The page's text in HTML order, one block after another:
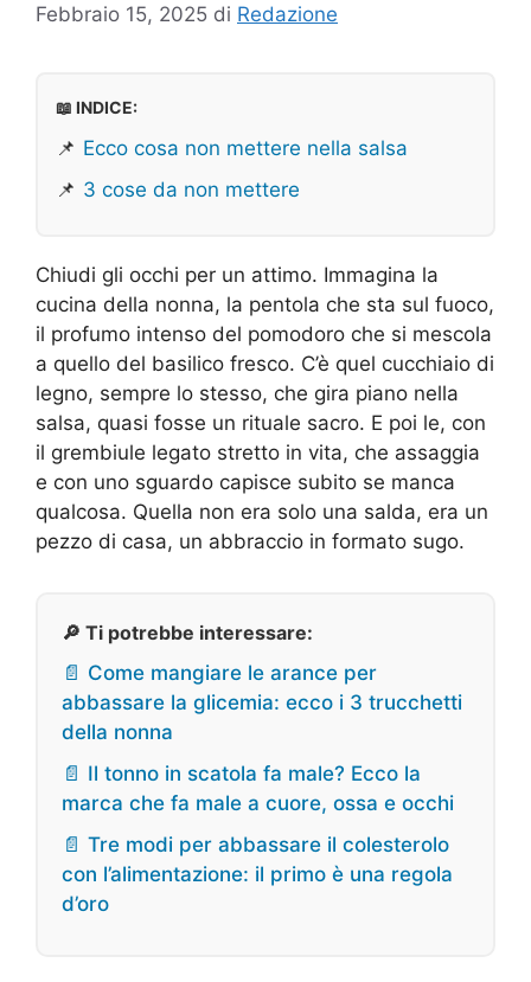
Febbraio 15, 2025 di Redazione
📖 INDICE:
📌 Ecco cosa non mettere nella salsa
📌 3 cose da non mettere
Chiudi gli occhi per un attimo. Immagina la
cucina della nonna, la pentola che sta sul fuoco,
il profumo intenso del pomodoro che si mescola
a quello del basilico fresco. C’è quel cucchiaio di
legno, sempre lo stesso, che gira piano nella
salsa, quasi fosse un rituale sacro. E poi le, con
il grembiule legato stretto in vita, che assaggia
e con uno sguardo capisce subito se manca
qualcosa. Quella non era solo una salda, era un
pezzo di casa, un abbraccio in formato sugo.
🔎 Ti potrebbe interessare:
📄 Come mangiare le arance per
abbassare la glicemia: ecco i 3 trucchetti
della nonna
📄 Il tonno in scatola fa male? Ecco la
marca che fa male a cuore, ossa e occhi
📄 Tre modi per abbassare il colesterolo
con l’alimentazione: il primo è una regola
d’oro